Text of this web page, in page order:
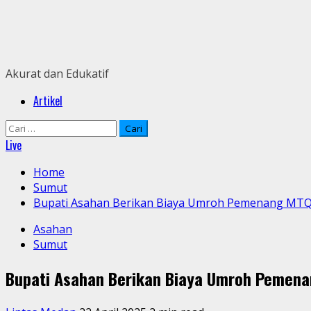
Akurat dan Edukatif
PrimaryArtikel
Cari
untuk:
Live
Home
Sumut
Bupati Asahan Berikan Biaya Umroh Pemenang MTQ
Asahan
Sumut
Bupati Asahan Berikan Biaya Umroh